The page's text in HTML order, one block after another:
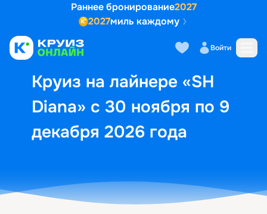
Раннее бронирование2027
2027миль каждому
Войти
Круиз на лайнере «SH
Diana» с 30 ноября по 9
декабря 2026 года
Выбор кают Маршрут и